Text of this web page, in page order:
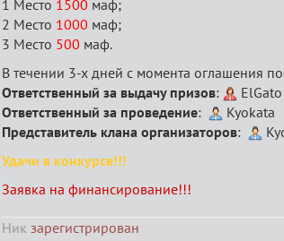
1 Место 1500 маф;
2 Место 1000 маф;
3 Место 500 маф.
В течении 3-х дней с момента оглашения
Ответственный за выдачу призов:
Ответственный за проведение:
Kyokata
Представитель клана организаторов:
Удачи в конкурсе!!!
Заявка на финансирование!!!
Никзарегистрирован